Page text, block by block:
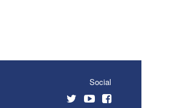
Social